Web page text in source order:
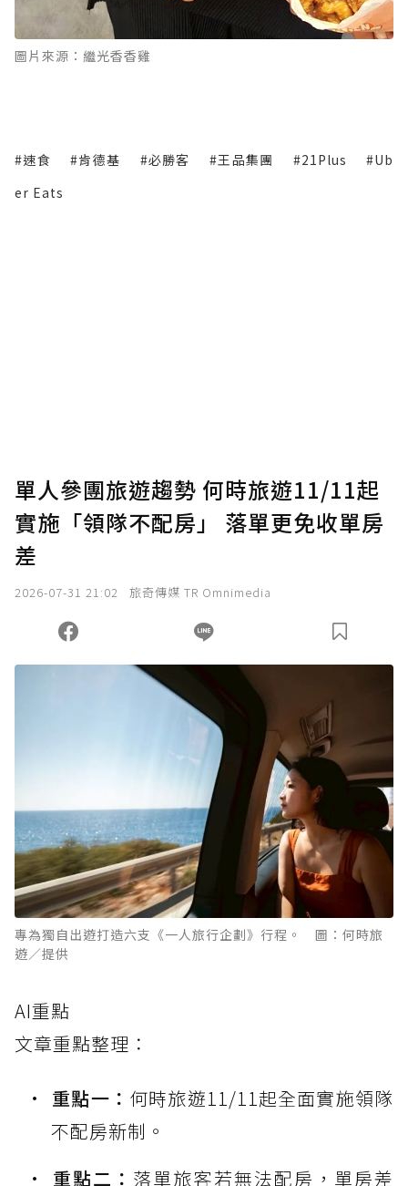
圖片來源：繼光香香雞
#速食 #肯德基 #必勝客 #王品集團 #21Plus
#Ub
er Eats
單人參團旅遊趨勢 何時旅遊11/11起
實施「領隊不配房」 落單更免收單房
差
2026-07-31 21:02 旅奇傳媒 TR Omnimedia
專為獨自出遊打造六支《一人旅行企劃》行程。 圖：何時旅
遊／提供
AI重點
文章重點整理：
重點一： 何時旅遊11/11起全面實施領隊
不配房新制。
重點二： 落單旅客若無法配房，單房差